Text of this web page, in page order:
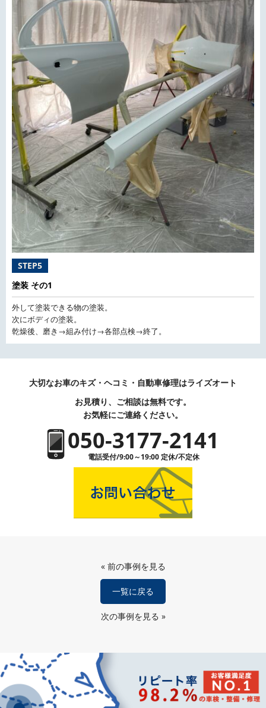
STEP5
塗装 その1
外して塗装できる物の塗装。
次にボディの塗装。
乾燥後、磨き→組み付け→各部点検→終了。
大切なお車のキズ・ヘコミ・自動車修理はライズオート
お見積り、ご相談は無料です。
お気軽にご連絡ください。
050-3177-2141
電話受付/9:00～19:00 定休/不定休
« 前の事例を見る
一覧に戻る
次の事例を見る »